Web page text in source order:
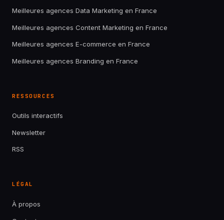
Meilleures agences Data Marketing en France
Meilleures agences Content Marketing en France
Meilleures agences E-commerce en France
Meilleures agences Branding en France
RESSOURCES
Outils interactifs
Newsletter
RSS
LÉGAL
À propos